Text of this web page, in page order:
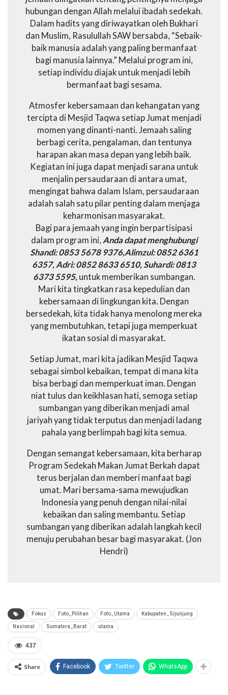
hubungan dengan Allah melalui ibadah sedekah.
Dalam hadits yang diriwayatkan oleh Bukhari
dan Muslim, Rasulullah SAW bersabda, “Sebaik-
baik manusia adalah yang paling bermanfaat
bagi manusia lainnya.” Melalui program ini,
setiap individu diajak untuk menjadi lebih
bermanfaat bagi sesama.
Atmosfer kebersamaan dan kehangatan yang
tercipta di Mesjid Taqwa setiap Jumat menjadi
momen yang dinanti-nanti. Jemaah saling
berbagi cerita, pengalaman, dan tentunya
harapan akan masa depan yang lebih baik.
Kegiatan ini juga dapat menjadi sarana untuk
menjalin persaudaraan di antara umat,
mengingat bahwa dalam Islam, persaudaraan
adalah salah satu pilar penting dalam menjaga
keharmonisan masyarakat.
Bagi para jemaah yang ingin berpartisipasi
dalam program ini, Anda dapat menghubungi
Shandi: 0853 5678 9376,Alimzul: 0852 6361
6357, Adri: 0852 8633 6510, Suhardi: 0813
6373 5595,untuk memberikan sumbangan.
Mari kita tingkatkan rasa kepedulian dan
kebersamaan di lingkungan kita. Dengan
bersedekah, kita tidak hanya menolong mereka
yang membutuhkan, tetapi juga memperkuat
ikatan sosial di masyarakat.
Setiap Jumat, mari kita jadikan Mesjid Taqwa
sebagai simbol kebaikan, tempat di mana kita
bisa berbagi dan memperkuat iman. Dengan
niat tulus dan keikhlasan hati, semoga setiap
sumbangan yang diberikan menjadi amal
jariyah yang tidak terputus dan menjadi ladang
pahala yang berlimpah bagi kita semua.
Dengan semangat kebersamaan, kita berharap
Program Sedekah Makan Jumat Berkah dapat
terus berjalan dan memberi manfaat bagi
umat. Mari bersama-sama mewujudkan
Indonesia yang penuh dengan nilai-nilai
kebaikan dan saling membantu. Setiap
sumbangan yang diberikan adalah langkah kecil
menuju perubahan besar bagi masyarakat. (Jon
Hendri)
Fokus Foto_Pilihan Foto_Utama Kabupaten_Sijunjung
Nasional Sumatera_Barat utama
437
Share Facebook Twitter WhatsApp